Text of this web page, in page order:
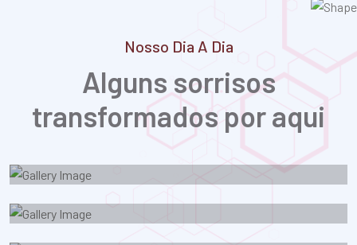
Nosso Dia A Dia
Alguns sorrisos
transformados por aqui